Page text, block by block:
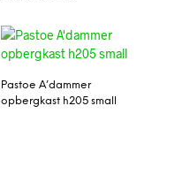
Pastoe A’dammer
opbergkast h205 small